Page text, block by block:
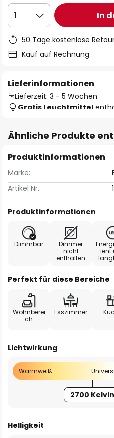
1 In
50 Tage kostenlose
Kauf auf Rechnung
Lieferinformationen
Lieferzeit: 3 - 5 Wochen
Gratis Leuchtmittel
Ähnliche Produkte
Produktinformationen
Marke:
Artikel Nr.:
Produktinformationen
Dimmbar
Dimmer
nicht
enthalten
ient
Perfekt für diese Bereiche
Wohnberei
ch
Esszimmer
Lichtwirkung
Warmweiß
2700 Kelvin
Helligkeit